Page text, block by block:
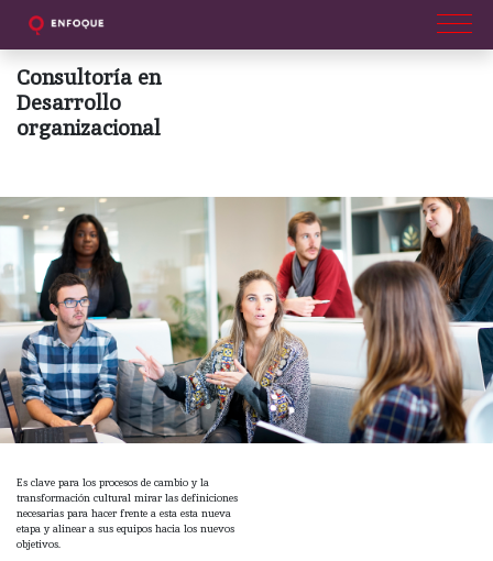
Consultoría en
Desarrollo
organizacional
Es clave para los procesos de cambio y la
transformación cultural mirar las definiciones
necesarias para hacer frente a esta esta nueva
etapa y alinear a sus equipos hacia los nuevos
objetivos.